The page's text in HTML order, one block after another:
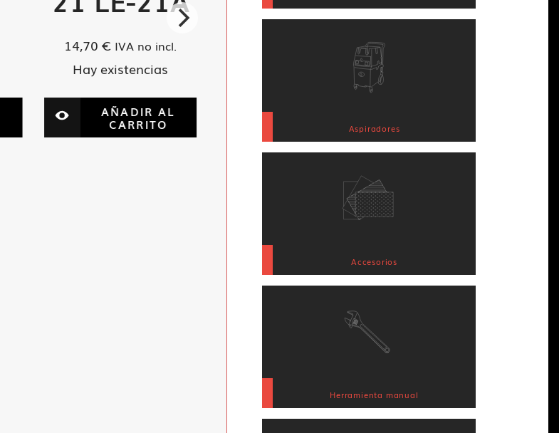
14,70€ IVA no incl.
Hay existencias
AÑADIR AL
CARRITO
Aspiradores
Accesorios
Herramienta manual